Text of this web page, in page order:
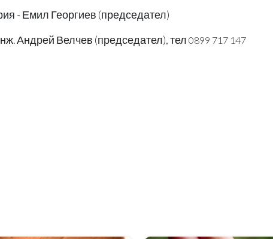
- Емил Георгиев (председател)
Андрей Велчев (председател), тел 0899 717 147